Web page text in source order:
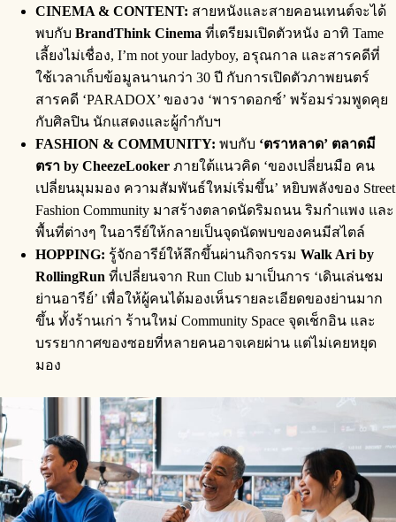
CINEMA & CONTENT: สายหนังและสายคอนเทนต์จะได้
พบกับ BrandThink Cinema ที่เตรียมเปิดตัวหนัง อาทิ Tame
เลี้ยงไม่เชื่อง, I’m not your ladyboy, อรุณกาล และสารคดีที่
ใช้เวลาเก็บข้อมูลนานกว่า 30 ปี กับการเปิดตัวภาพยนตร์
สารคดี ‘PARADOX’ ของวง ‘พาราดอกซ์’ พร้อมร่วมพูดคุย
กับศิลปิน นักแสดงและผู้กำกับฯ
FASHION & COMMUNITY: พบกับ ‘ตราหลาด’ ตลาดมี
ตรา by CheezeLooker ภายใต้แนวคิด ‘ของเปลี่ยนมือ คน
เปลี่ยนมุมมอง ความสัมพันธ์ใหม่เริ่มขึ้น’ หยิบพลังของ Street
Fashion Community มาสร้างตลาดนัดริมถนน ริมกำแพง และ
พื้นที่ต่างๆ ในอารีย์ให้กลายเป็นจุดนัดพบของคนมีสไตล์
HOPPING: รู้จักอารีย์ให้ลึกขึ้นผ่านกิจกรรม Walk Ari by
RollingRun ที่เปลี่ยนจาก Run Club มาเป็นการ ‘เดินเล่นชม
ย่านอารีย์’ เพื่อให้ผู้คนได้มองเห็นรายละเอียดของย่านมาก
ขึ้น ทั้งร้านเก่า ร้านใหม่ Community Space จุดเช็กอิน และ
บรรยากาศของซอยที่หลายคนอาจเคยผ่าน แต่ไม่เคยหยุด
มอง